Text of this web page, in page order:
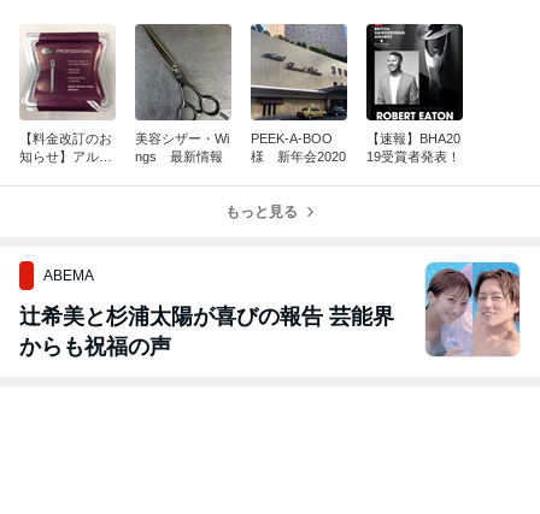
【料金改訂のお
知らせ】アル
美容シザー・Wi
ngs 最新情報
PEEK-A-BOO
様 新年会2020
【速報】BHA20
19受賞者発表！
もっと見る
ABEMA
辻希美と杉浦太陽が喜びの報告 芸能界
からも祝福の声